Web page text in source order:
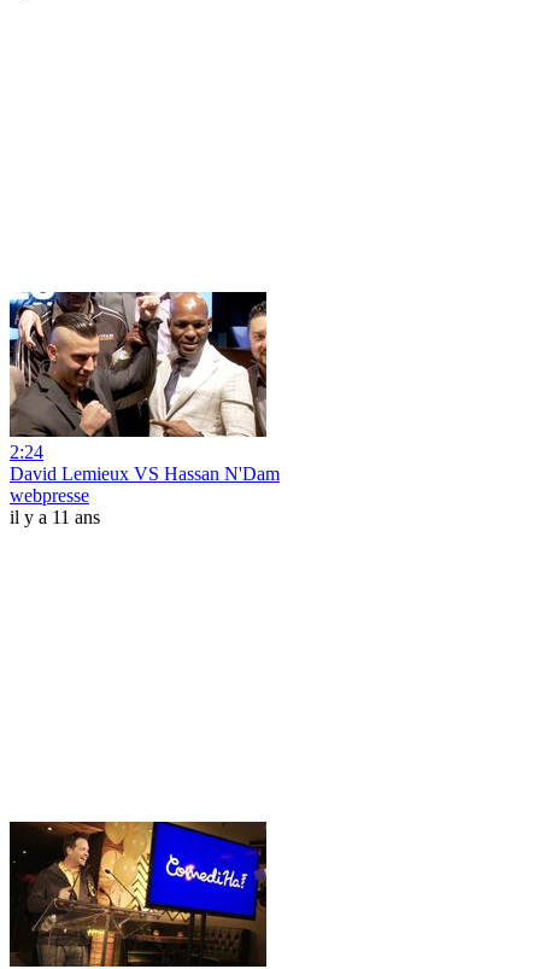
2:24
David Lemieux VS Hassan N'Dam
webpresse
il y a 11 ans